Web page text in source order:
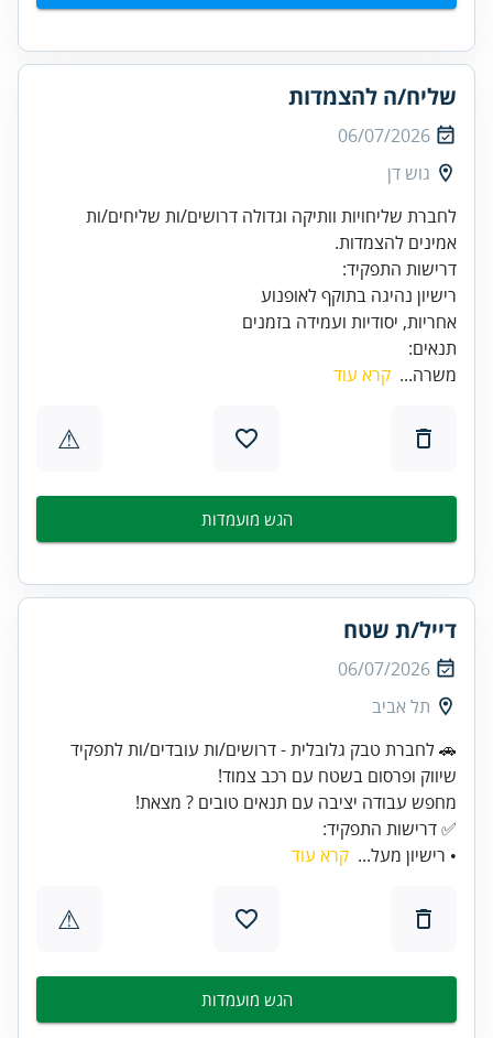
שליח/ה להצמדות
06/07/2026
גוש דן
לחברת שליחויות וותיקה וגדולה דרושים/ות שליחים/ות
אמינים להצמדות.
אחריות, יסודיות ועמידה בזמנים
תנאים:
משרה... קרא עוד
⚠
הגש מועמדות
דייל/ת שטח
06/07/2026
תל אביב
🚗 לחברת טבק גלובלית - דרושים/ות עובדים/ות לתפקיד
✅ דרישות התפקיד:
• רישיון מעל... קרא עוד
⚠
הגש מועמדות